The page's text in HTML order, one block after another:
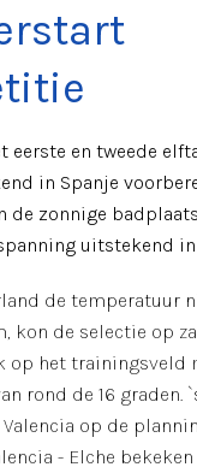
eerste en tweede
in Spanje
de zonnige
uitstekend in
de temperatuur
kon de selectie op
op het trainingsveld
rond de 16 graden.
Valencia op de
- Elche